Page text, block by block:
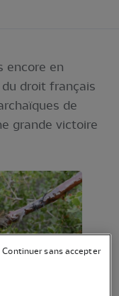
encore en
droit français
de
grande victoire
Continuer sans accepter